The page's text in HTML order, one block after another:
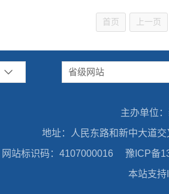
首页 上一页
省级网站
主办单位
地址：人民东路和新中大道
网站标识码：4107000016
豫ICP备
本站支持